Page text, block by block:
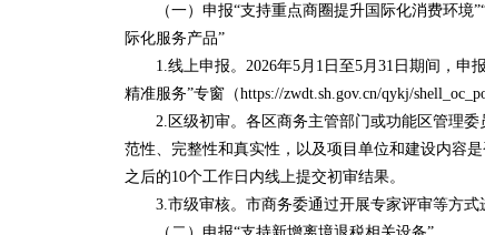
（一）申报“支持重点商圈提升国际化消费环
际化服务产品”
1.线上申报。2026年5月1日至5月31日期间，申
精准服务”专窗（https://zwdt.sh.gov.cn/qykj/
2.区级初审。各区商务主管部门或功能区管理委
范性、完整性和真实性，以及项目单位和建设内容
之后的10个工作日内线上提交初审结果。
3.市级审核。市商务委通过开展专家评审等方式